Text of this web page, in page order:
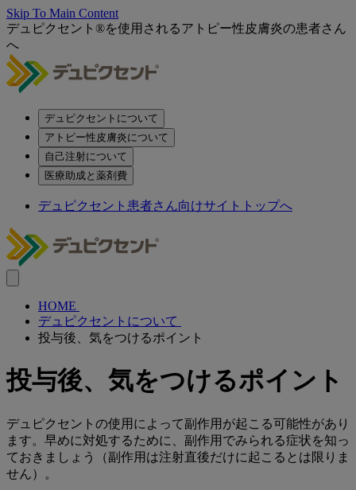
Skip To Main Content
デュピクセント®を使用されるアトピー性皮膚炎の患者さん
へ
デュピクセントについて
アトピー性皮膚炎について
自己注射について
医療助成と薬剤費
デュピクセント患者さん向けサイトトップへ
HOME
デュピクセントについて
投与後、気をつけるポイント
投与後、気をつけるポイント
デュピクセントの使用によって副作用が起こる可能性があり
ます。早めに対処するために、副作用でみられる症状を知っ
ておきましょう（副作用は注射直後だけに起こるとは限りま
せん）。